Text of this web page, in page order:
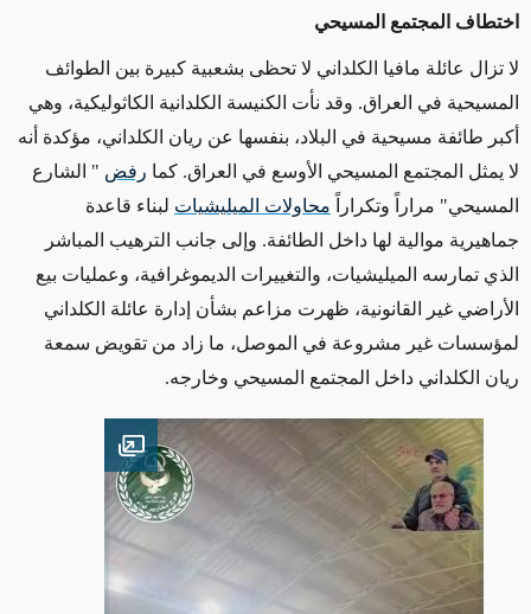
اختطاف المجتمع المسيحي
لا تزال عائلة مافيا الكلداني لا تحظى بشعبية كبيرة بين الطوائف
المسيحية في العراق. وقد نأت الكنيسة الكلدانية الكاثوليكية، وهي
أكبر طائفة مسيحية في البلاد، بنفسها عن ريان الكلداني، مؤكدة أنه
لا يمثل المجتمع المسيحي الأوسع في العراق. كما رفض " الشارع
المسيحي" مراراً وتكراراً محاولات الميليشيات لبناء قاعدة
جماهيرية موالية لها داخل الطائفة. وإلى جانب الترهيب المباشر
الذي تمارسه الميليشيات، والتغييرات الديموغرافية، وعمليات بيع
الأراضي غير القانونية، ظهرت مزاعم بشأن إدارة عائلة الكلداني
لمؤسسات غير مشروعة في الموصل، ما زاد من تقويض سمعة
ريان الكلداني داخل المجتمع المسيحي وخارجه.
Open image